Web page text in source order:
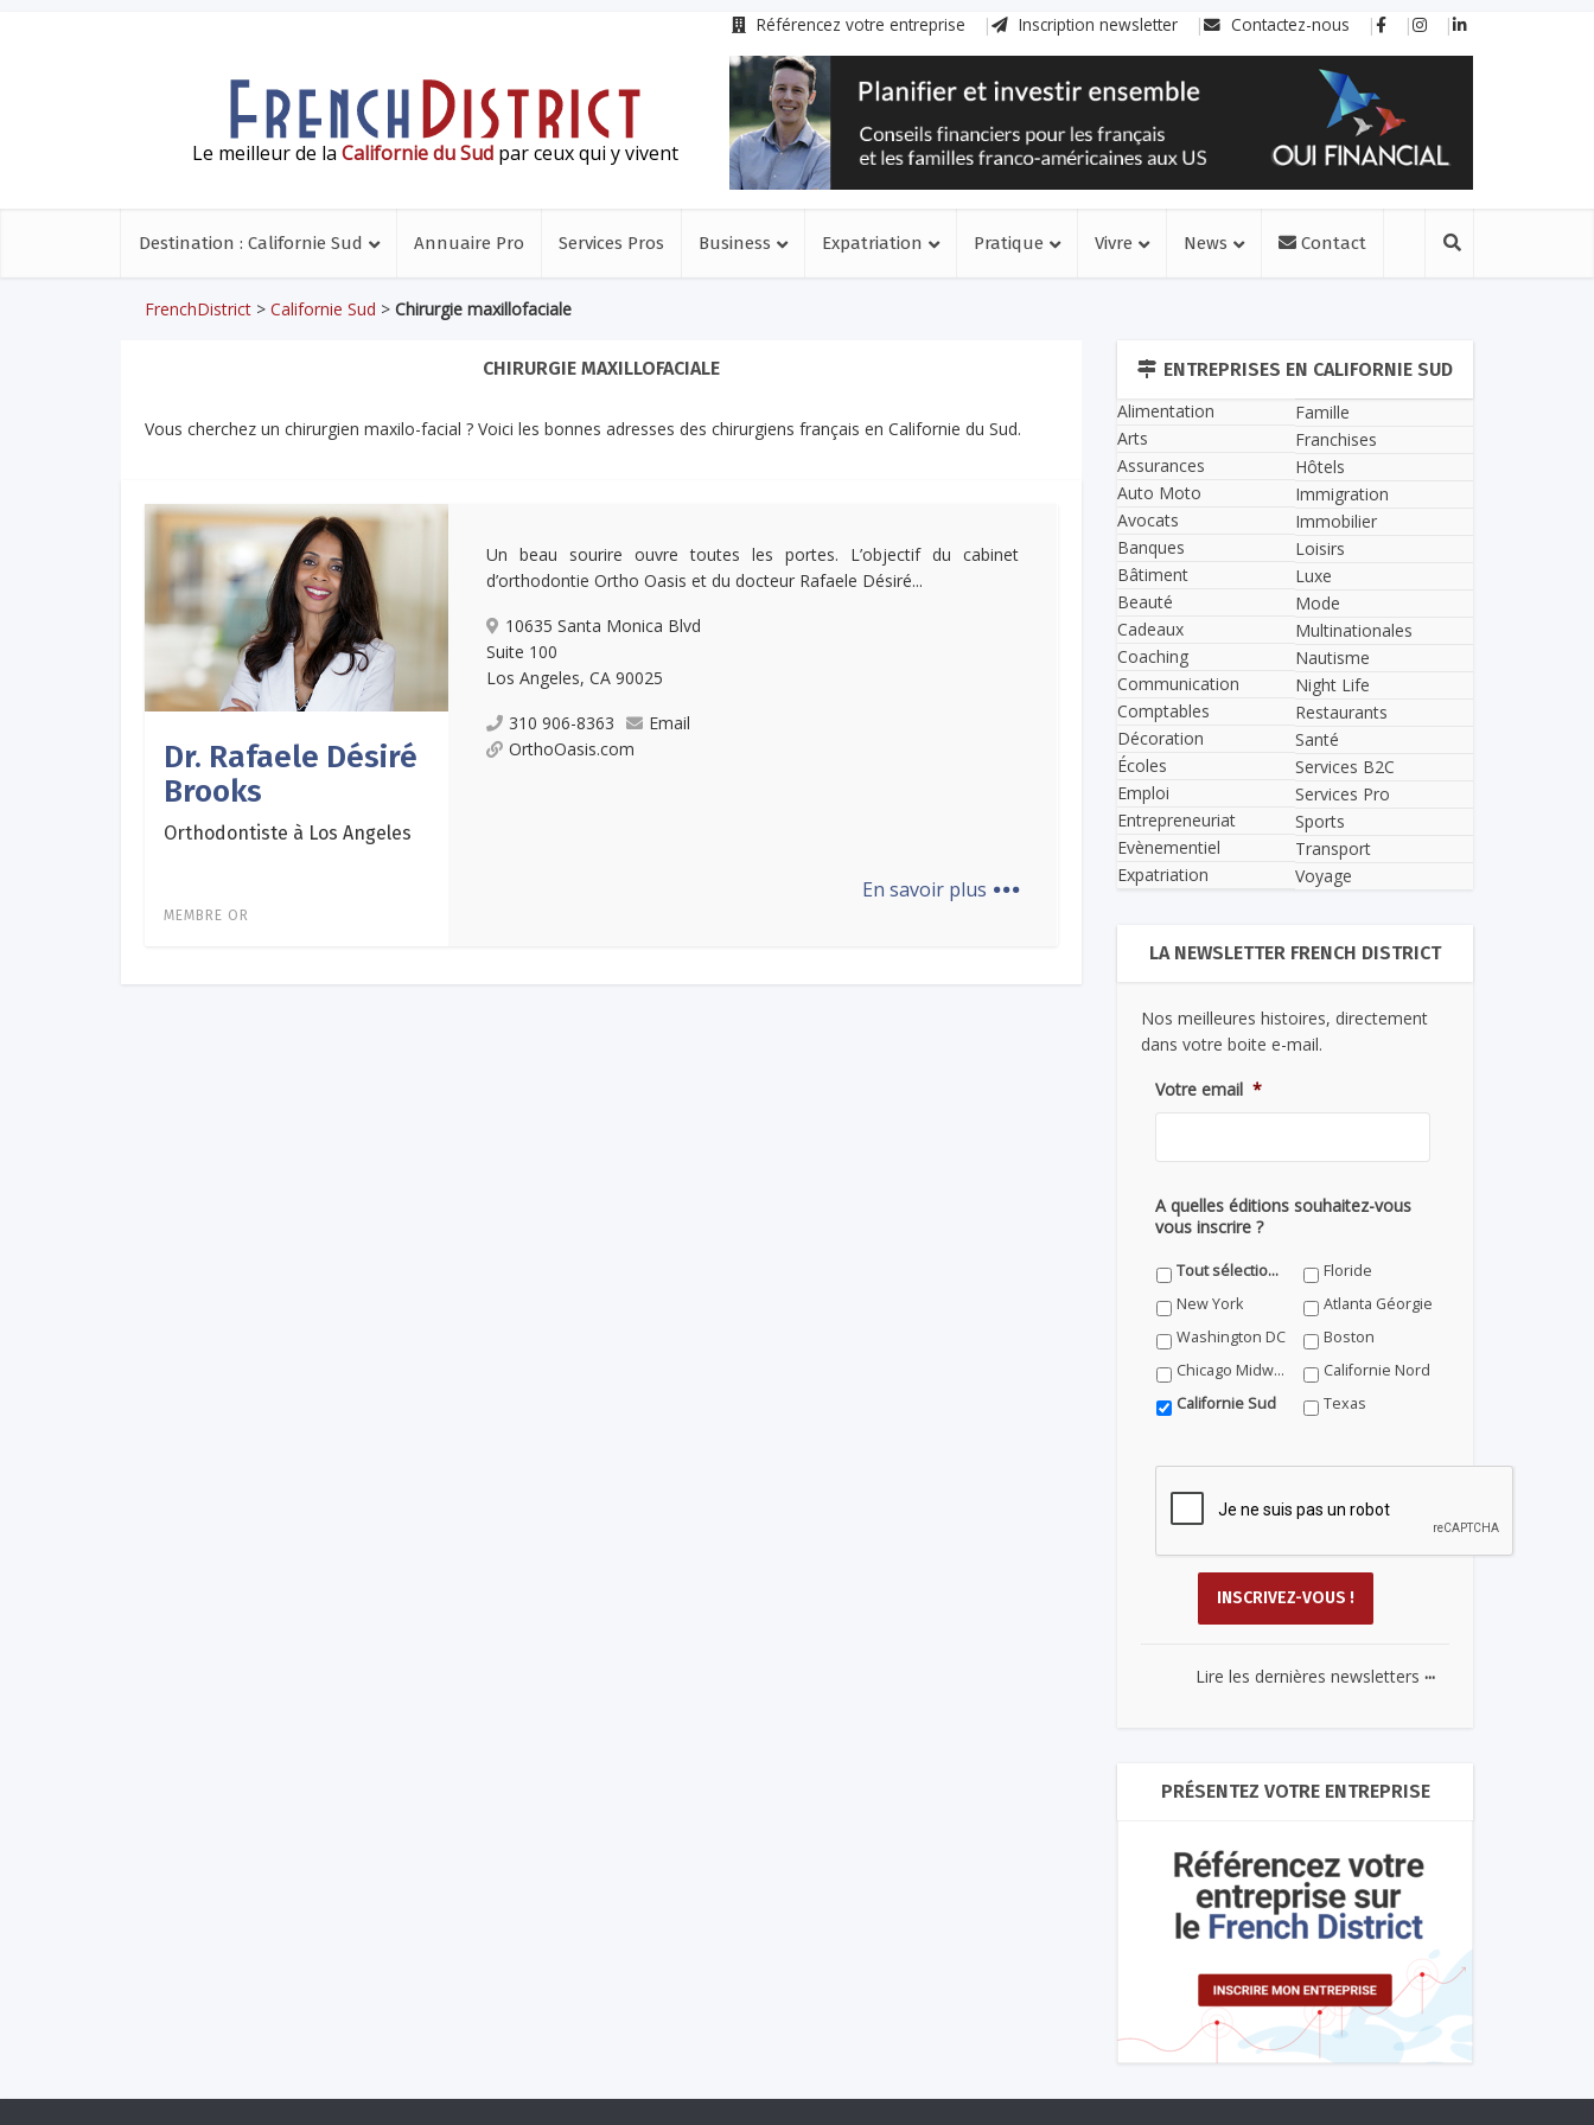
Référencez votre entreprise Inscription newsletter Contactez-nous
Le meilleur de la Californie du Sud par ceux qui y vivent
Destination : Californie Sud Annuaire Pro Services Pros Business Expatriation Pratique Vivre News Contact
FrenchDistrict > Californie Sud > Chirurgie maxillofaciale
CHIRURGIE MAXILLOFACIALE
Vous cherchez un chirurgien maxilo-facial ? Voici les bonnes adresses des chirurgiens français en Californie du Sud.
Dr. Rafaele Désiré
Brooks
Orthodontiste à Los Angeles
MEMBRE OR
Un beau sourire ouvre toutes les portes. L’objectif du cabinet
d’orthodontie Ortho Oasis et du docteur Rafaele Désiré...
10635 Santa Monica Blvd
Suite 100
Los Angeles, CA 90025
310 906-8363
Email
OrthoOasis.com
En savoir plus ...
ENTREPRISES EN CALIFORNIE SUD
Alimentation
Arts
Assurances
Auto Moto
Avocats
Banques
Bâtiment
Beauté
Cadeaux
Coaching
Communication
Comptables
Décoration
Écoles
Emploi
Entrepreneuriat
Evènementiel
Expatriation
Famille
Franchises
Hôtels
Immigration
Immobilier
Loisirs
Luxe
Mode
Multinationales
Nautisme
Night Life
Restaurants
Santé
Services B2C
Services Pro
Sports
Transport
Voyage
LA NEWSLETTER FRENCH DISTRICT
Nos meilleures histoires, directement
dans votre boite e-mail.
Votre email *
A quelles éditions souhaitez-vous
vous inscrire ?
Tout sélectionner
Floride
New York
Atlanta Géorgie
Washington DC
Boston
Chicago Midwest
Californie Nord
Californie Sud
Texas
Lire les dernières newsletters ...
PRÉSENTEZ VOTRE ENTREPRISE